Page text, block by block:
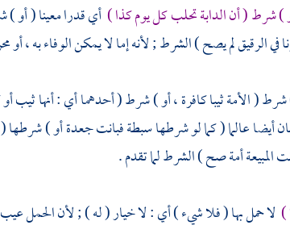
) شرط ( أن الدابة تحلب كل يوم كذا )أي قدرا معينا (
في الرقيق لم يصح ) الشرط ; لأنه إما لا يمكن الوفاء به ، أو
( الأمة ثيبا كافرة ، أو ) شرط ( أحدهما أي : أنها ثيب
أيضا عالما ( كما لو شرطها سبطة فبانت جعدة أو )
المبيعة أمة صح ) الشرط لما تقدم .
)لا حمل بها ( فلا شيء ) أي : لا خيار ( له ) ; لأن الحمل عيب